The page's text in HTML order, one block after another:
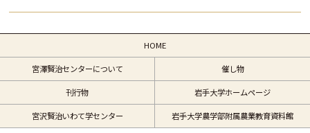
HOME
宮澤賢治センターについて 催し物
刊行物 岩手大学ホームページ
宮沢賢治いわて学センター 岩手大学農学部附属農業教育資料館